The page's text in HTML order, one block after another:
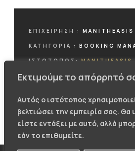
Εκτιμούμε το απόρρητό
Αυτός ο ιστότοπος
βελτιώσει την εμπειρία σας. Θα
είστε εντάξει με αυτό, αλλά
εάν το επιθυμείτε.
ΕΠΙΧΕΊΡΗΣΗ : MANITHEASIS
ΚΑΤΗΓΟΡΊΑ : BOOKING
ΙΣΤΟΤΟΠΟΣ:
ΕΠΙΣΚΕΦΤΕΙΤΕ ΤΗΝ